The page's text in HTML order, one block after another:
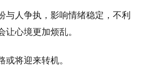
人争执，影响情绪稳定，不利
心境更加烦乱。
将迎来转机。